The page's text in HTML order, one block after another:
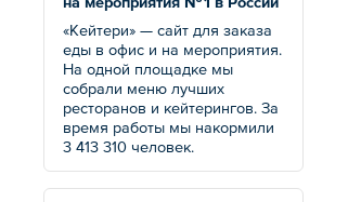
«Кейтери» — сайт для заказа
еды в офис и на мероприятия.
На одной площадке мы
собрали меню лучших
ресторанов и кейтерингов. За
время работы мы накормили
3 413 310 человек.